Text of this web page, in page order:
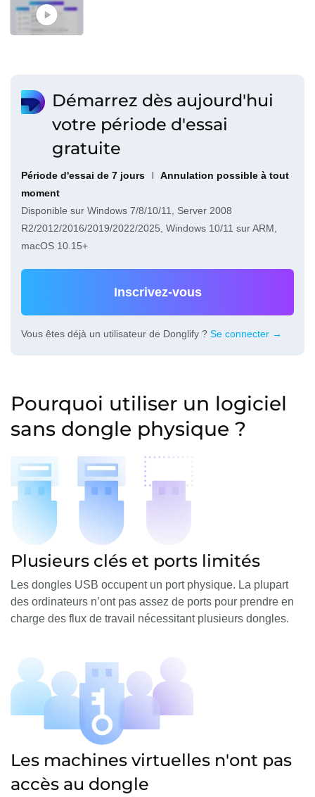
Démarrez dès aujourd'hui
votre période d'essai
gratuite
Période d'essai de 7 jours
Annulation possible à tout
moment
Disponible sur Windows 7/8/10/11, Server 2008
R2/2012/2016/2019/2022/2025, Windows 10/11 sur ARM,
macOS 10.15+
Inscrivez-vous
Vous êtes déjà un utilisateur de Donglify ? Se connecter →
Pourquoi utiliser un logiciel
sans dongle physique ?
Plusieurs clés et ports limités
Les dongles USB occupent un port physique. La plupart
des ordinateurs n’ont pas assez de ports pour prendre en
charge des flux de travail nécessitant plusieurs dongles.
Les machines virtuelles n'ont pas
accès au dongle